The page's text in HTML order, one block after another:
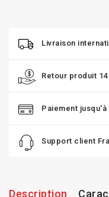
Livraison
Retour produit
Paiement jusqu'à
Support client
Description